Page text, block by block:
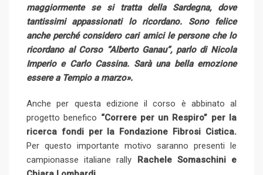
maggiormente se si tratta della Sardegna, dove
tantissimi appassionati lo ricordano. Sono felice
anche perché considero cari amici le persone che lo
ricordano al Corso “Alberto Ganau”, parlo di Nicola
Imperio e Carlo Cassina. Sarà una bella emozione
essere a Tempio a marzo».
Anche per questa edizione il corso è abbinato al
progetto benefico “Correre per un Respiro” per la
ricerca fondi per la Fondazione Fibrosi Cistica.
Per questo importante motivo saranno presenti le
campionasse italiane rally Rachele Somaschini e